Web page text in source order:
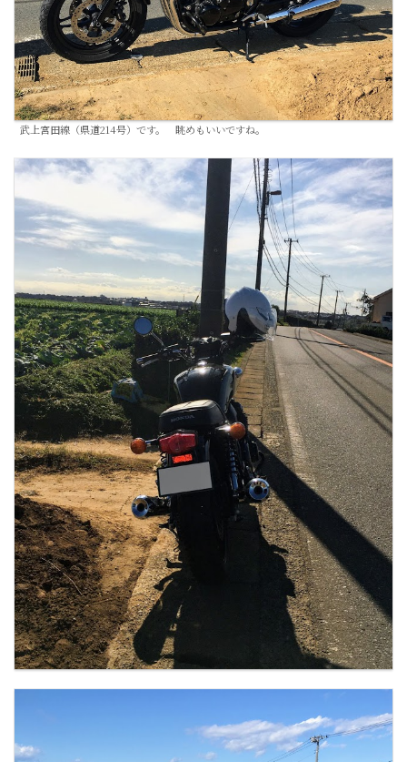
武上宮田線（県道214号）です。 眺めもいいですね。